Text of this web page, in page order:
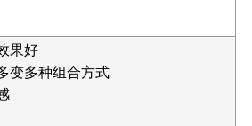
果好
变多种组合方式